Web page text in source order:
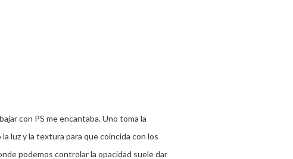
con PS me encantaba. Uno toma la
luz y la textura para que coincida con los
podemos controlar la opacidad suele dar